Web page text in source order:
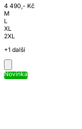
4 490,- Kč
M
L
XL
2XL
+1 další
Novinka